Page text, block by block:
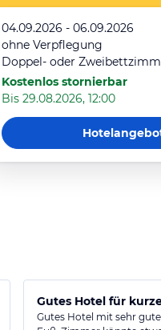
04.09.2026 - 06.09.2026
ohne Verpflegung
Doppel- oder
Kostenlos stornierbar
Bis 29.08.2026, 12:00
Gutes Hotel für
Gutes Hotel mit sehr